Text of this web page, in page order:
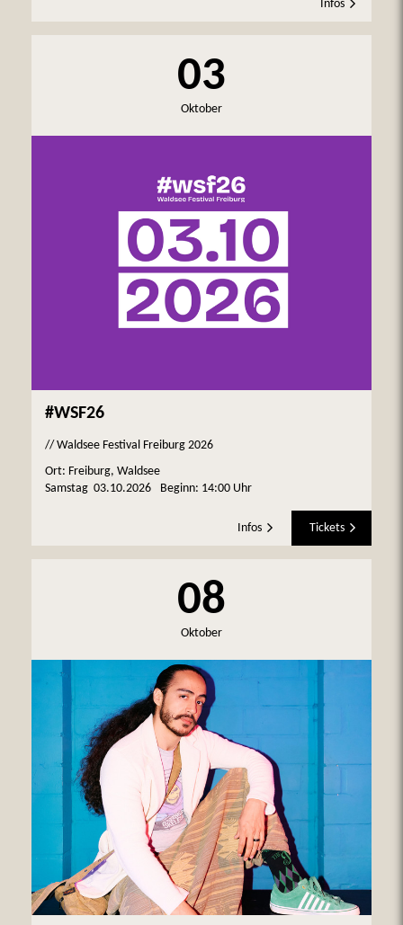
Infos
03
Oktober
#WSF26
// Waldsee Festival Freiburg 2026
Ort: Freiburg, Waldsee
Samstag 03.10.2026 Beginn: 14:00 Uhr
Infos Tickets
08
Oktober